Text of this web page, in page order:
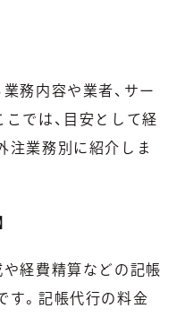
務内容や業者、サー
では、目安として経
注業務別に紹介しま
や経費精算などの記帳
す。記帳代行の料金